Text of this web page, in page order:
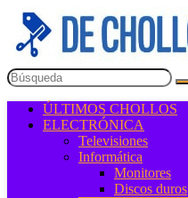
ÚLTIMOS CHOLLOS
ELECTRÓNICA
Televisiones
Informática
Monitores
Discos duros